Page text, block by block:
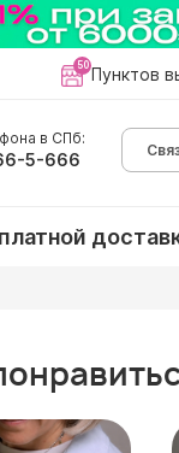
Пунктов
в СПб:
5-666